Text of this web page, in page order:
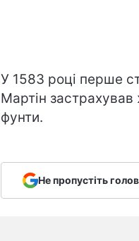
У 1583 році перше
Мартін
фунти.
Не пропустіть